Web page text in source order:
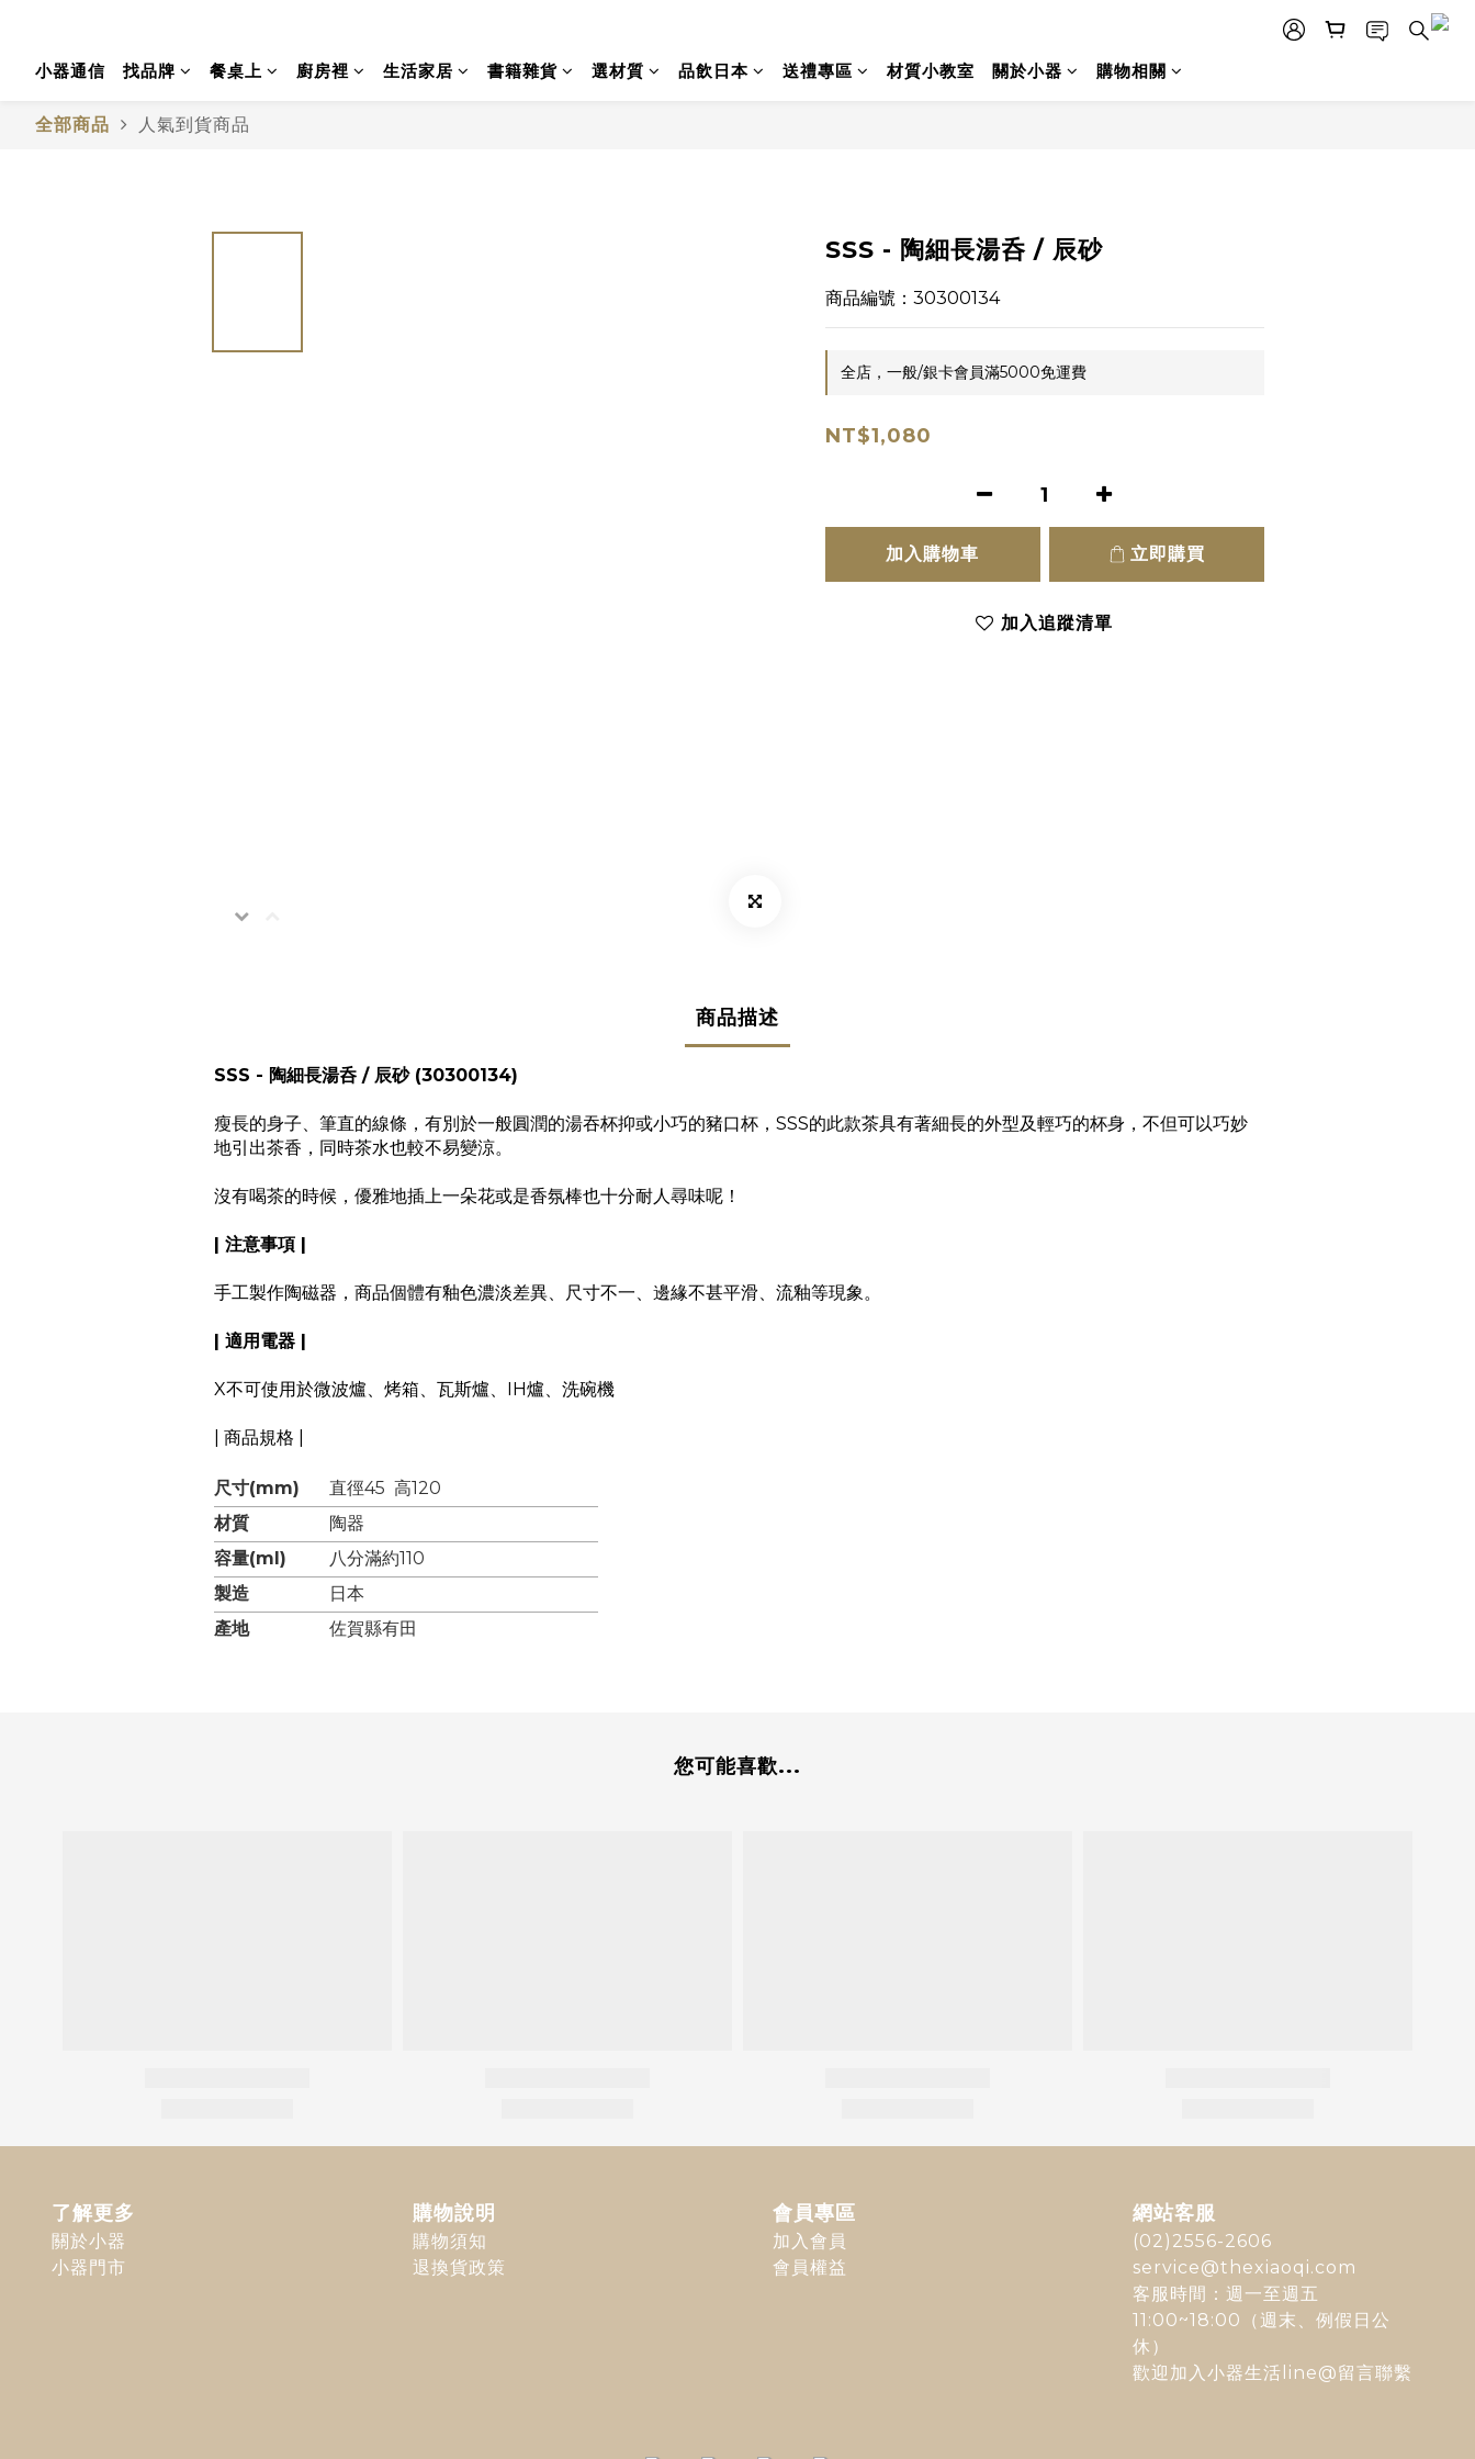
小器通信 找品牌 餐桌上 廚房裡 生活家居 書籍雜貨 選材質 品飲日本 送禮專區 材質小教室 關於小器 購物相關
全部商品 人氣到貨商品
SSS - 陶細長湯呑 / 辰砂
商品編號：30300134
全店，一般/銀卡會員滿5000免運費
NT$1,080
加入購物車 立即購買
加入追蹤清單
商品描述
SSS - 陶細長湯呑 / 辰砂 (30300134)
瘦長的身子、筆直的線條，有別於一般圓潤的湯吞杯抑或小巧的豬口杯，SSS的此款茶具有著細長的外型及輕巧的杯身，不但可以巧妙
地引出茶香，同時茶水也較不易變涼。
沒有喝茶的時候，優雅地插上一朵花或是香氛棒也十分耐人尋味呢！
| 注意事項 |
手工製作陶磁器，商品個體有釉色濃淡差異、尺寸不一、邊緣不甚平滑、流釉等現象。
| 適用電器 |
X不可使用於微波爐、烤箱、瓦斯爐、IH爐、洗碗機
| 商品規格 |
尺寸(mm)
直徑45 高120
材質
陶器
容量(ml)
八分滿約110
製造
日本
產地
佐賀縣有田
您可能喜歡...
了解更多
關於小器
小器門市
購物說明
購物須知
退換貨政策
會員專區
加入會員
會員權益
網站客服
(02)2556-2606
service@thexiaoqi.com
客服時間：週一至週五
11:00~18:00（週末、例假日公
休）
歡迎加入 小器生活line@留言聯繫